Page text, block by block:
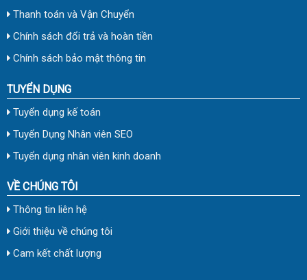
Thanh toán và Vận Chuyển
Chính sách đổi trả và hoàn tiền
Chính sách bảo mật thông tin
TUYỂN DỤNG
Tuyển dụng kế toán
Tuyển Dụng Nhân viên SEO
Tuyển dụng nhân viên kinh doanh
VỀ CHÚNG TÔI
Thông tin liên hệ
Giới thiệu về chúng tôi
Cam kết chất lượng